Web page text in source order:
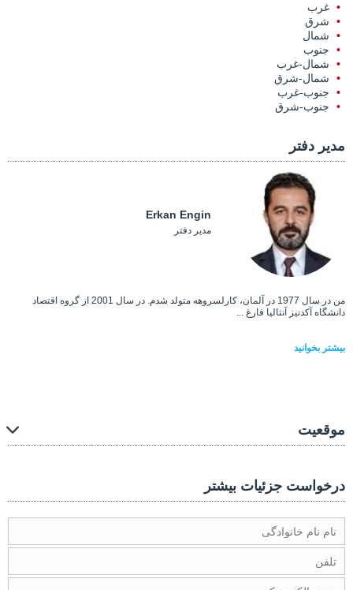
غرب
شرق
شمال
جنوب
شمال-غرب
شمال-شرق
جنوب-غرب
جنوب-شرق
مدیر دفتر
Erkan Engin
مدیر دفتر
من در سال 1977 در آلمان، کارلسروهه متولد شدم. در سال 2001 از گروه اقتصاد
دانشگاه آکدنیز آنتالیا فارغ ...
بیشتر بخوانید
موقعیت
درخواست جزئیات بیشتر